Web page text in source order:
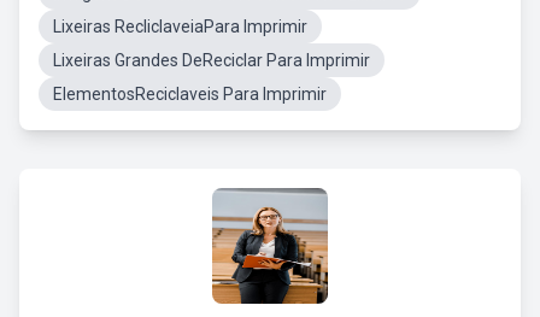
Lixeiras RecliclaveiaPara Imprimir
Lixeiras Grandes DeReciclar Para Imprimir
ElementosReciclaveis Para Imprimir